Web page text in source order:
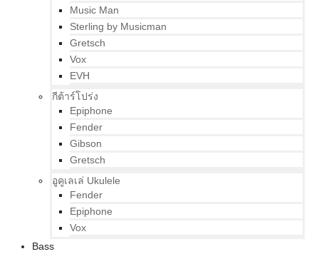
Music Man
Sterling by Musicman
Gretsch
Vox
EVH
กีต้าร์โปร่ง
Epiphone
Fender
Gibson
Gretsch
อูคูเลเล่ Ukulele
Fender
Epiphone
Vox
Bass